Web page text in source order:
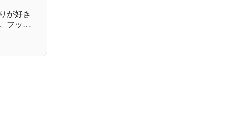
が好き
フット